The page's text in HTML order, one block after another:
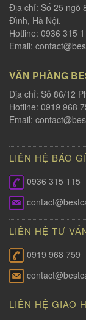
Địa chỉ: Số 25 ngõ
Đình, Hà Nội.
Hotline: 0936 315
Email:
VĂN PHÀNG
Địa chỉ: Số 86/12
Hotline: 0919 968
Email:
LIÊN HỆ BÁO
0936 315 115
LIÊN HỆ TƯ
0919 968 759
LIÊN HỆ GIAO